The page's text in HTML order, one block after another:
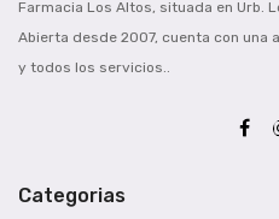
Farmacia Los Altos, situada en Urb.
Abierta desde 2007, cuenta con una
y todos los servicios..
Categorias